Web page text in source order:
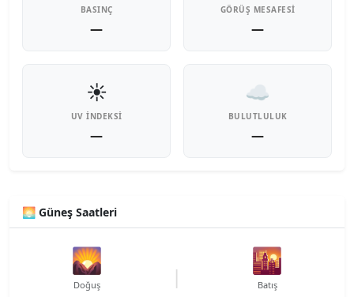
BASINÇ
—
GÖRÜŞ MESAFESI
—
☀️
UV İNDEKSI
—
☁️
BULUTLULUK
—
🌅 Güneş Saatleri
🌄
Doğuş | 🌇
Batış